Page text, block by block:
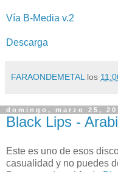
Vía B-Media v.2
Descarga
FARAONDEMETAL los
domingo, marzo 25,
Black Lips -
Este es uno de esos
casualidad y no puedes